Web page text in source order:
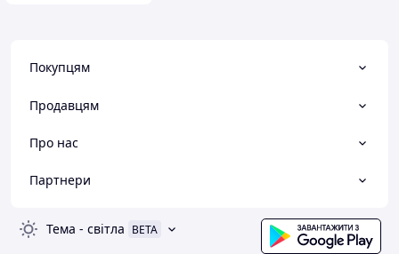
Покупцям
Продавцям
Про нас
Партнери
Тема - світла BETA